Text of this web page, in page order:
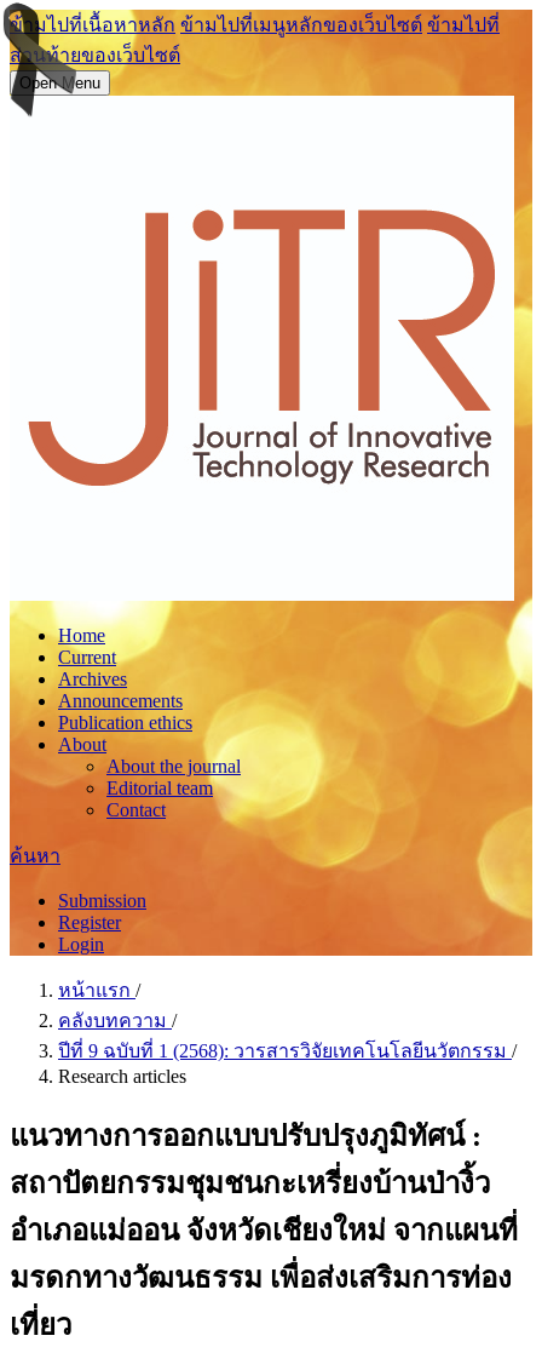
ข้ามไปที่เนื้อหาหลัก ข้ามไปที่เมนูหลักของเว็บไซต์ ข้ามไปที่
ส่วนท้ายของเว็บไซต์
Open Menu
Home
Current
Archives
Announcements
Publication ethics
About
About the journal
Editorial team
Contact
ค้นหา
Submission
Register
Login
หน้าแรก /
คลังบทความ /
ปีที่ 9 ฉบับที่ 1 (2568): วารสารวิจัยเทคโนโลยีนวัตกรรม /
Research articles
แนวทางการออกแบบปรับปรุงภูมิทัศน์ :
สถาปัตยกรรมชุมชนกะเหรี่ยงบ้านป่างิ้ว
อำเภอแม่ออน จังหวัดเชียงใหม่ จากแผนที่
มรดกทางวัฒนธรรม เพื่อส่งเสริมการท่อง
เที่ยว